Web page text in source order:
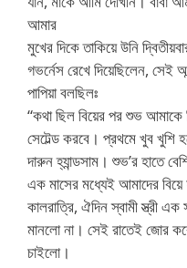
আমার
মুখের দিকে তাকিয়ে উনি
গভর্নেস রেখে দিয়েছিলেন, সেই
পাপিয়া বলছিলঃ
“কথা ছিল বিয়ের পর শুভ আমাকে
সেটেল্ড করবে। প্রথমে খুব খুশি
দারুন হ্যান্ডসাম। শুভ’র হাতে
এক মাসের মধ্যেই আমাদের বিয়ে
কালরাত্রি, ঐদিন স্বামী স্ত্রী
মানলো না। সেই রাতেই জোর
চাইলো।